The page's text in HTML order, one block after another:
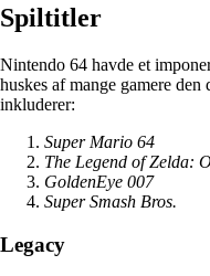
Spiltitler
Nintendo 64 havde et
huskes af mange gamere
inkluderer:
Super Mario 64
The Legend of Zelda:
GoldenEye 007
Super Smash Bros.
Legacy